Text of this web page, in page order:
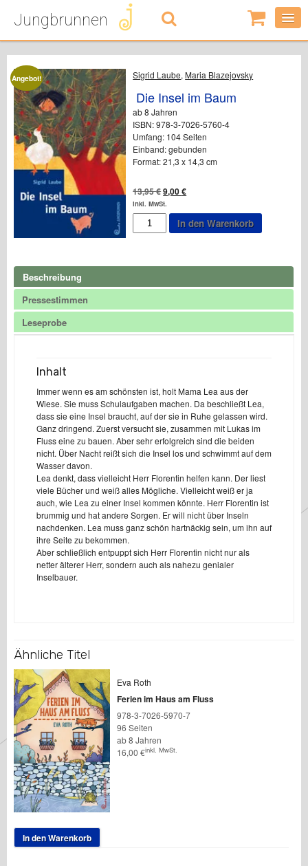
Jungbrunnen
0
Artikel
-
0,00
Angebot! Sigrid Laube,Maria Blazejovsky
Die Insel im Baum
ab 8 Jahren
ISBN: 978-3-7026-5760-4
Umfang: 104 Seiten
Einband: gebunden
Format: 21,3 x 14,3 cm
13,95€Ursprünglicher
Preis
war:
13,95 €
9,00€Aktueller
ist:
9,00 €.
inkl. MwSt.
Insel
Menge
In den Warenkorb
Beschreibung
Pressestimmen
Leseprobe
Inhalt
Immer wenn es am schönsten ist, holt Mama Lea aus der
Wiese. Sie muss Schulaufgaben machen. Da beschließt Lea,
dass sie eine Insel braucht, auf der sie in Ruhe gelassen wird.
Ganz dringend. Zuerst versucht sie, zusammen mit Lukas im
Fluss eine zu bauen. Aber sehr erfolgreich sind die beiden
nicht. Über Nacht reißt sich die Insel los und schwimmt auf dem
Wasser davon.
Lea denkt, dass vielleicht Herr Florentin helfen kann. Der liest
viele Bücher und weiß alles Mögliche. Vielleicht weiß er ja
auch, wie Lea zu einer Insel kommen könnte. Herr Florentin ist
brummig und hat andere Sorgen. Er will nicht über Inseln
nachdenken. Lea muss ganz schön hartnäckig sein, um ihn auf
ihre Seite zu bekommen.
Aber schließlich entpuppt sich Herr Florentin nicht nur als
netter älterer Herr, sondern auch als nahezu genialer
Inselbauer.
Ähnliche Titel
Eva Roth
Ferien im Haus am Fluss
978-3-7026-5970-7
96 Seiten
ab 8 Jahren
16,00 €inkl. MwSt.
In den Warenkorb